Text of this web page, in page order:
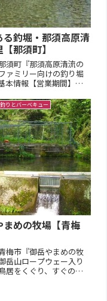
る釣堀・那須高原清
那須町】
須町『那須高原清流の
ァミリー向けの釣り堀
本情報【営業期間】通
(夏季ナイター金・土
18:00～21:00)【定休
木曜日定休【臨時休
休業は公式ページをご
い【...
りとバーベキュー
まめの牧場【青梅
梅市『御岳やまめの牧
岳山ロープウェー入り
居をくぐり、すぐのと